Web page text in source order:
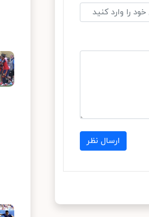
ارسال نظر